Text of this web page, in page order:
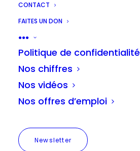
CONTACT
FAITES UN DON
●●●
Politique de confidentialité
Nos chiffres
Nos vidéos
Nos offres d’emploi
Newsletter